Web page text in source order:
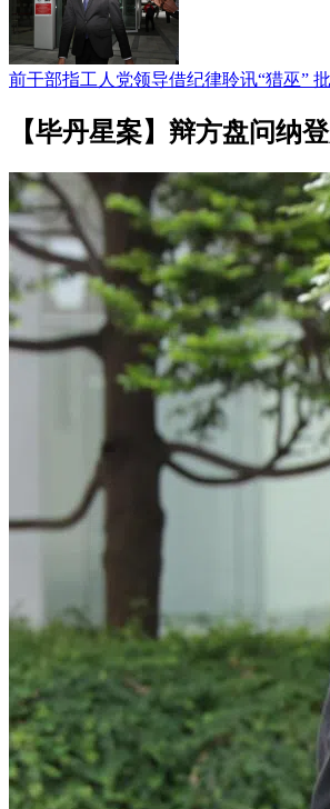
前干部指工人党领导借纪律聆讯“猎巫”
【毕丹星案】辩方盘问纳